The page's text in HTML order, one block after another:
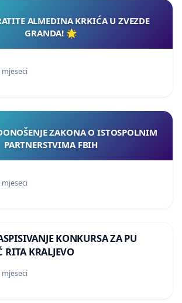
ALMEDINA KRKIĆA U ZVEZDE
GRANDA! 🌟
ZAKONA O ISTOSPOLNIM
PARTNERSTVIMA FBIH
KONKURSA ZA PU
RITA KRALJEVO